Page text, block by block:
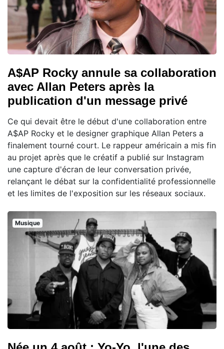
A$AP Rocky annule sa collaboration
avec Allan Peters après la
publication d'un message privé
Ce qui devait être le début d'une collaboration entre
A$AP Rocky et le designer graphique Allan Peters a
finalement tourné court. Le rappeur américain a mis fin
au projet après que le créatif a publié sur Instagram
une capture d'écran de leur conversation privée,
relançant le débat sur la confidentialité professionnelle
et les limites de l'exposition sur les réseaux sociaux.
Musique